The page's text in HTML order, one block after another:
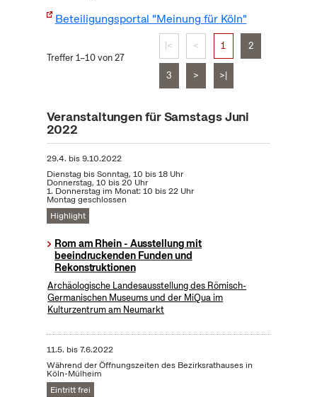
Beteiligungsportal "Meinung für Köln"
Treffer 1–10 von 27
|< < 1 2
3 > >|
Veranstaltungen für Samstags Juni
2022
29.4. bis9.10.2022
Dienstag bis Sonntag, 10 bis 18 Uhr
Donnerstag, 10 bis 20 Uhr
1. Donnerstag im Monat: 10 bis 22 Uhr
Montag geschlossen
Highlight
Rom am Rhein - Ausstellung mit
beeindruckenden Funden und
Rekonstruktionen
Archäologische Landesausstellung des Römisch-
Germanischen Museums und der MiQua im
Kulturzentrum am Neumarkt
11.5. bis7.6.2022
Während der Öffnungszeiten des Bezirksrathauses in
Köln-Mülheim
Eintritt frei